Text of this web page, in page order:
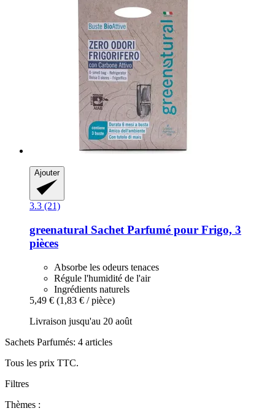
Ajouter
3.3 (21)
greenatural Sachet Parfumé pour Frigo, 3
pièces
Absorbe les odeurs tenaces
Régule l'humidité de l'air
Ingrédients naturels
5,49 € (1,83 € / pièce)
Livraison jusqu'au 20 août
Sachets Parfumés: 4 articles
Tous les prix TTC.
Filtres
Thèmes :